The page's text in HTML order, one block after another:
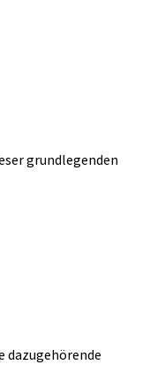
grundlegenden
dazugehörende